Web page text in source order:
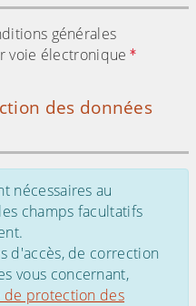
générales
voie électronique
des données
nécessaires au
champs facultatifs
d'accès, de correction
vous concernant,
protection des